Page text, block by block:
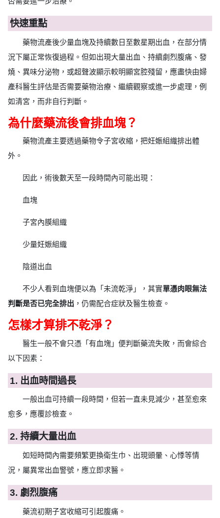
快速重點
藥物流產後少量血塊及持續數日至數星期出血，在部分情
況下屬正常恢復過程。但如出現大量出血、持續劇烈腹痛、發
燒、異味分泌物，或超聲波顯示較明顯宮腔殘留，應盡快由婦
產科醫生評估是否需要藥物治療、繼續觀察或進一步處理，例
如清宮，而非自行判斷。
為什麼藥流後會排血塊？
藥物流產主要透過藥物令子宮收縮，把妊娠組織排出體
外。
因此，術後數天至一段時間內可能出現：
血塊
子宮內膜組織
少量妊娠組織
陰道出血
不少人看到血塊便以為「未流乾淨」，其實單憑肉眼無法
判斷是否已完全排出 ，仍需配合症狀及醫生檢查。
怎樣才算排不乾淨？
醫生一般不會只憑「有血塊」便判斷藥流失敗，而會綜合
以下因素：
1. 出血時間過長
一般出血可持續一段時間，但若一直未見減少，甚至愈來
愈多，應覆診檢查。
2. 持續大量出血
如短時間內需要頻繁更換衛生巾、出現頭暈、心悸等情
況，屬異常出血警號，應立即求醫。
3. 劇烈腹痛
藥流初期子宮收縮可引起腹痛。